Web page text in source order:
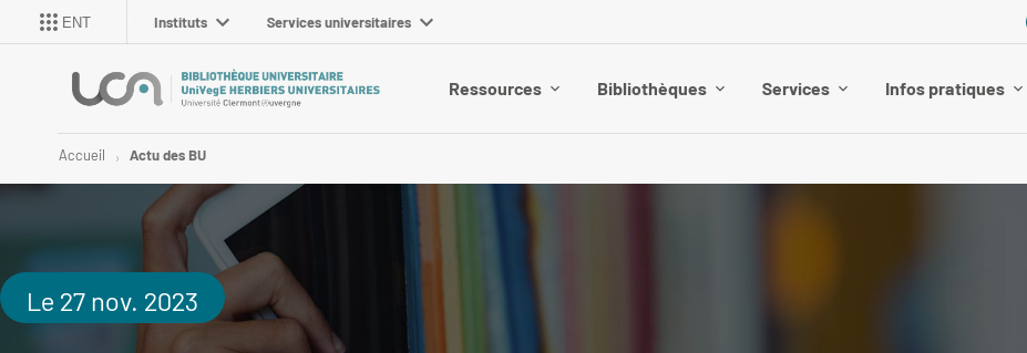
ENT Instituts Services universitaires
Ressources Bibliothèques Services Infos pratiques
Accueil Actu des BU
Le 27 nov. 2023